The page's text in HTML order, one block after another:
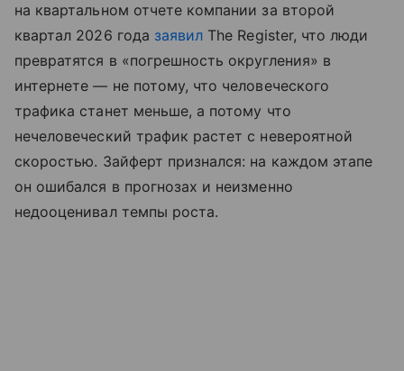
на квартальном отчете компании за второй
квартал 2026 года заявил The Register, что люди
превратятся в «погрешность округления» в
интернете — не потому, что человеческого
трафика станет меньше, а потому что
нечеловеческий трафик растет с невероятной
скоростью. Зайферт признался: на каждом этапе
он ошибался в прогнозах и неизменно
недооценивал темпы роста.